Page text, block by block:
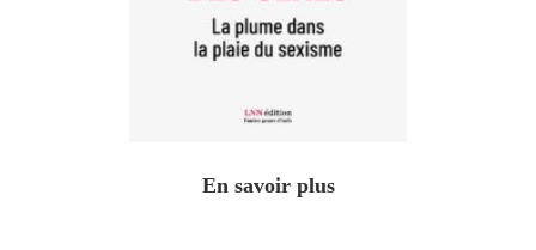
En savoir plus